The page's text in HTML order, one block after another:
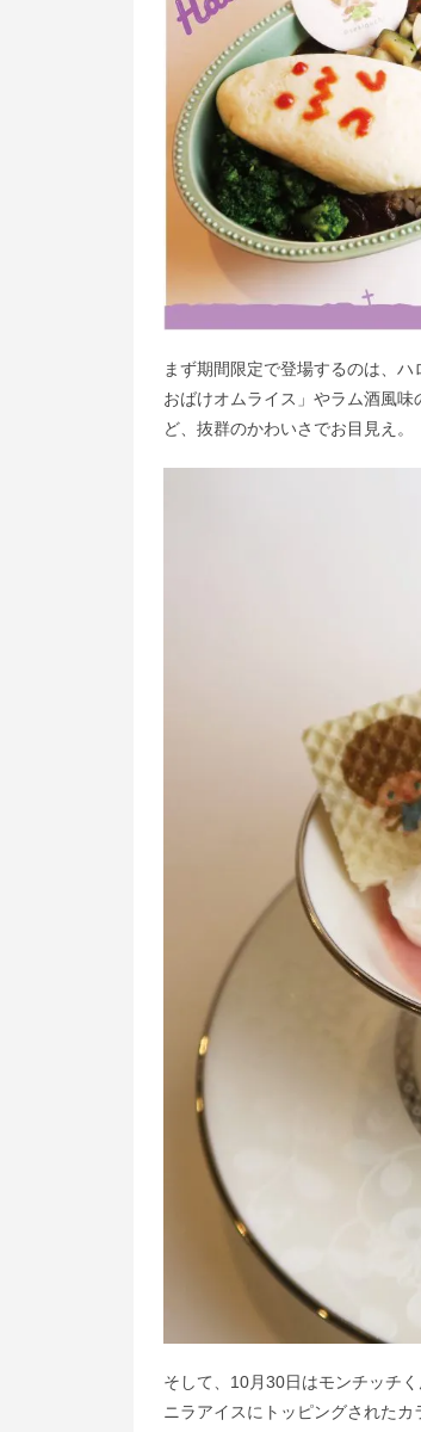
まず期間限定で登場するのは、
おばけオムライス」やラム酒風
ど、抜群のかわいさでお目見え。
そして、10月30日はモンチッチ
ニラアイスにトッピングされた